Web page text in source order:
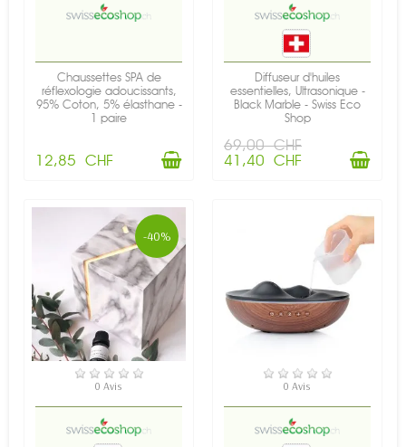
Chaussettes SPA de
réflexologie adoucissants,
95% Coton, 5% élasthane -
1 paire
12,85 CHF
Diffuseur d'huiles
essentielles, Ultrasonique -
Black Marble - Swiss Eco
Shop
69,00 CHF
41,40 CHF
-40%
EN STOCK
0 Avis
EN STOCK
0 Avis